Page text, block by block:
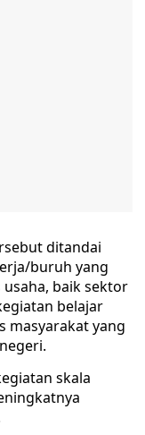
ditandai
buruh yang
baik sektor
belajar
masyarakat yang
skala